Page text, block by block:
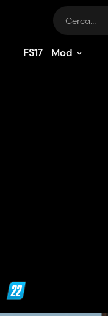
FS17 Mod